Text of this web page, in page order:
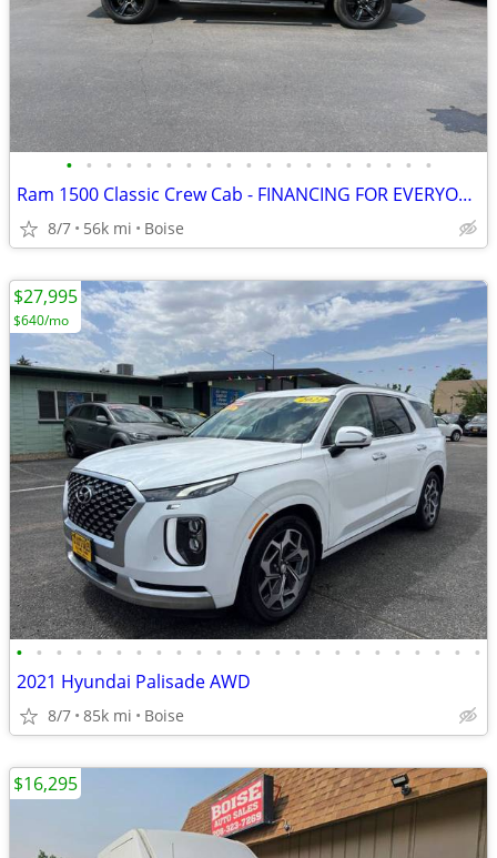
• • • • • • • • • • • • • • • • • • •
Ram 1500 Classic Crew Cab - FINANCING FOR EVERYONE!!!
8/7 56k mi Boise
• • • • • • • • • • • • • • • • • • • • • • • •
2021 Hyundai Palisade AWD
8/7 85k mi Boise
$27,995
$640/mo
$16,295